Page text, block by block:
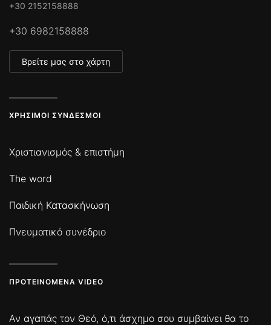
+30 2152158888
+30 6982158888
Βρείτε μας στο χάρτη
ΧΡΉΣΙΜΟΙ ΣΎΝΔΕΣΜΟΙ
Χριστιανισμός & επιστήμη
The word
Παιδική Κατασκήνωση
Πνευματικό συνέδριο
ΠΡΟΤΕΙΝΌΜΕΝΑ VIDEO
Αν αγαπάς τον Θεό, ό,τι άσχημο σου συμβαίνει θα το